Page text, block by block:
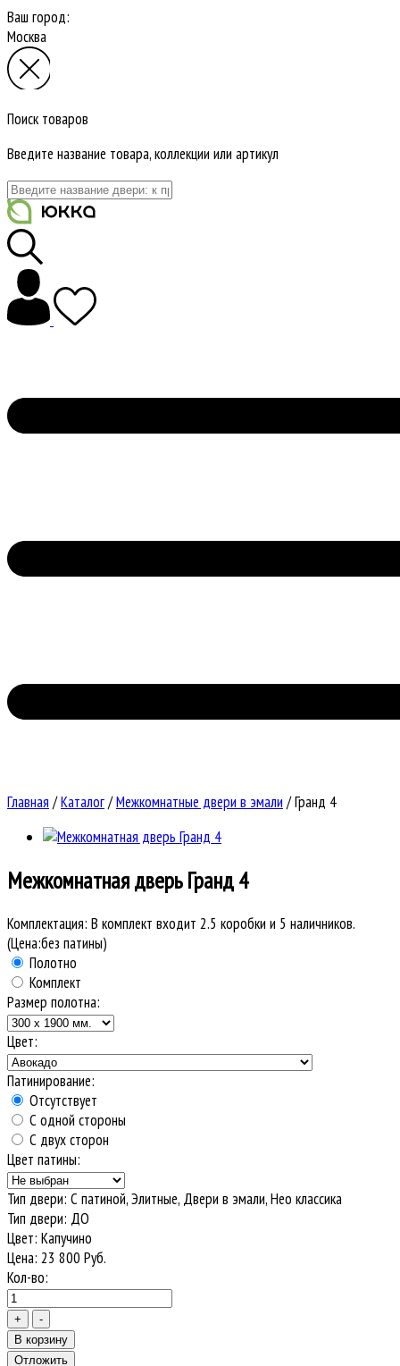
Ваш город:
Москва
Поиск товаров
Введите название товара, коллекции или артикул
Главная /Каталог/Межкомнатные двери в эмали /Гранд 4
Межкомнатная дверь Гранд 4
Комплектация: В комплект входит 2.5 коробки и 5 наличников.
(Цена:без патины)
Полотно
Комплект
Размер полотна:
Цвет:
Патинирование:
Отсутствует
С одной стороны
С двух сторон
Цвет патины:
Тип двери: С патиной, Элитные, Двери в эмали, Нео классика
Тип двери: ДО
Цвет: Капучино
Цена: 23 800 Руб.
Кол-во: